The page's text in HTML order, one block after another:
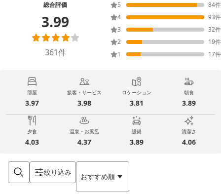
総合評価
3.99
361件
5 84件
4
93件
3
32件
2
19件
1
17件
部屋
3.97
接客・サービス
3.98
ロケーション
3.81
朝食
3.89
夕食
4.03
温泉・お風呂
4.37
設備
3.89
清潔さ
4.06
絞り込み おすすめ順